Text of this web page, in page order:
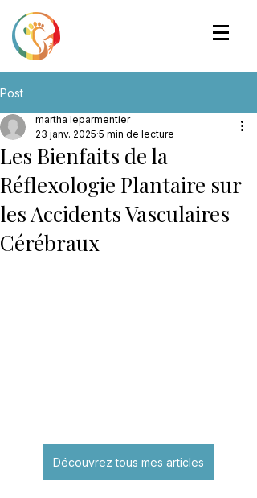
Post
Les Bienfaits de la
Réflexologie Plantaire sur
les Accidents Vasculaires
Cérébraux
martha leparmentier
23 janv. 2025 5 min de lecture
Découvrez tous mes articles